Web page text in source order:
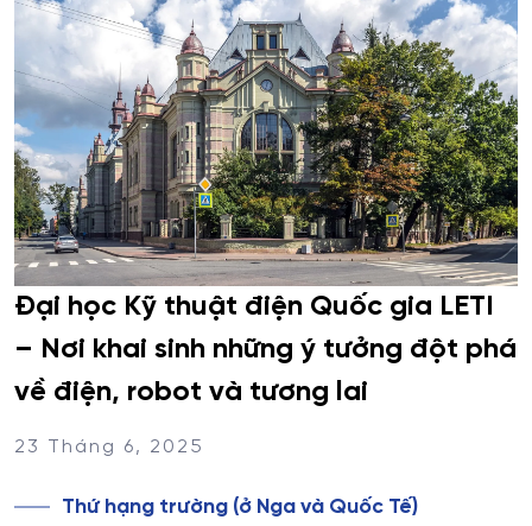
Đại học Kỹ thuật điện Quốc gia LETI
– Nơi khai sinh những ý tưởng đột phá
về điện, robot và tương lai
23 Tháng 6, 2025
Thứ hạng trường (ở Nga và Quốc Tế)